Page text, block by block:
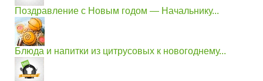
Поздравление с Новым годом — Начальнику...
Блюда и напитки из цитрусовых к новогоднему...